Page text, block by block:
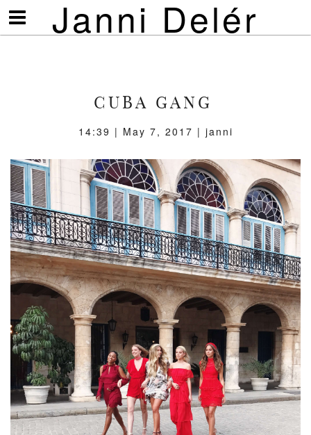
Janni Delér
Visa/göm
meny
CUBA GANG
14:39 | May 7, 2017 | janni